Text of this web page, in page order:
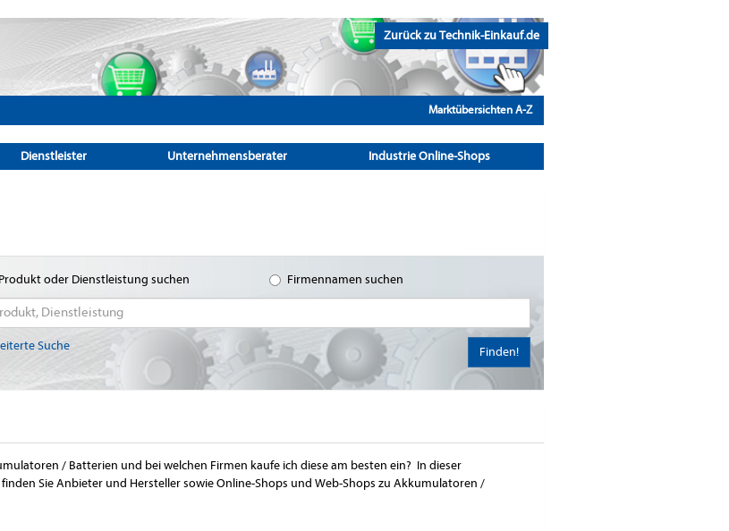
Zurück zu Technik-Einkauf.de
Marktübersichten A-Z
Dienstleister Unternehmensberater Industrie Online-Shops
Produkt oder Dienstleistung suchen Firmennamen suchen
Suche Finden!
/ Batterien und bei welchen Firmen kaufe ich diese am besten ein? In dieser
Sie Anbieter und Hersteller sowie Online-Shops und Web-Shops zu Akkumulatoren /